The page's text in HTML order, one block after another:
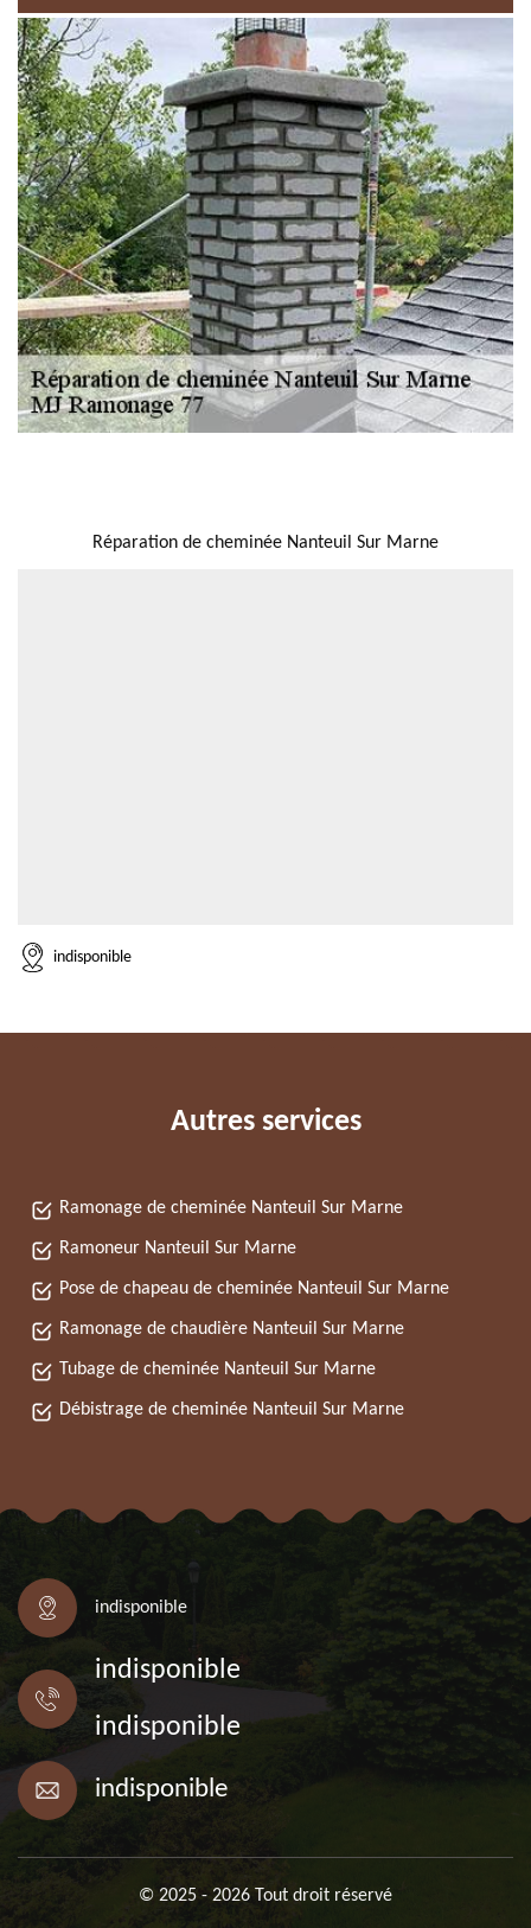
Réparation de cheminée Nanteuil Sur Marne
indisponible
Autres services
Ramonage de cheminée Nanteuil Sur Marne
Ramoneur Nanteuil Sur Marne
Pose de chapeau de cheminée Nanteuil Sur Marne
Ramonage de chaudière Nanteuil Sur Marne
Tubage de cheminée Nanteuil Sur Marne
Débistrage de cheminée Nanteuil Sur Marne
indisponible
indisponible
indisponible
indisponible
© 2025 - 2026 Tout droit réservé